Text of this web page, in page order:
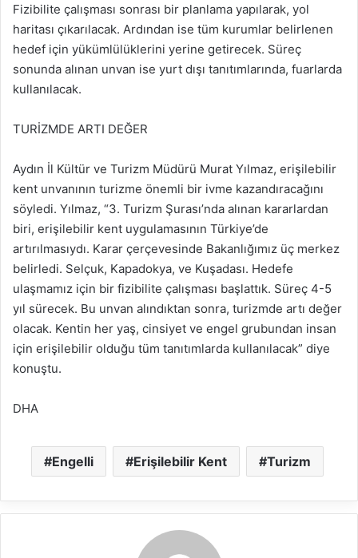
Fizibilite çalışması sonrası bir planlama yapılarak, yol
haritası çıkarılacak. Ardından ise tüm kurumlar belirlenen
hedef için yükümlülüklerini yerine getirecek. Süreç
sonunda alınan unvan ise yurt dışı tanıtımlarında, fuarlarda
kullanılacak.
TURİZMDE ARTI DEĞER
Aydın İl Kültür ve Turizm Müdürü Murat Yılmaz, erişilebilir
kent unvanının turizme önemli bir ivme kazandıracağını
söyledi. Yılmaz, “3. Turizm Şurası’nda alınan kararlardan
biri, erişilebilir kent uygulamasının Türkiye’de
artırılmasıydı. Karar çerçevesinde Bakanlığımız üç merkez
belirledi. Selçuk, Kapadokya, ve Kuşadası. Hedefe
ulaşmamız için bir fizibilite çalışması başlattık. Süreç 4-5
yıl sürecek. Bu unvan alındıktan sonra, turizmde artı değer
olacak. Kentin her yaş, cinsiyet ve engel grubundan insan
için erişilebilir olduğu tüm tanıtımlarda kullanılacak” diye
konuştu.
DHA
Engelli Erişilebilir Kent Turizm